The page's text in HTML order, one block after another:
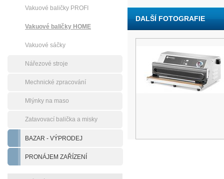
Vakuové baličky PROFI
Vakuové baličky HOME
Vakuové sáčky
Nářezové stroje
Mechnické zpracování
Mlýnky na maso
Zatavovací balička a misky
BAZAR - VÝPRODEJ
PRONÁJEM ZAŘÍZENÍ
DALŠÍ FOTOGRAFIE